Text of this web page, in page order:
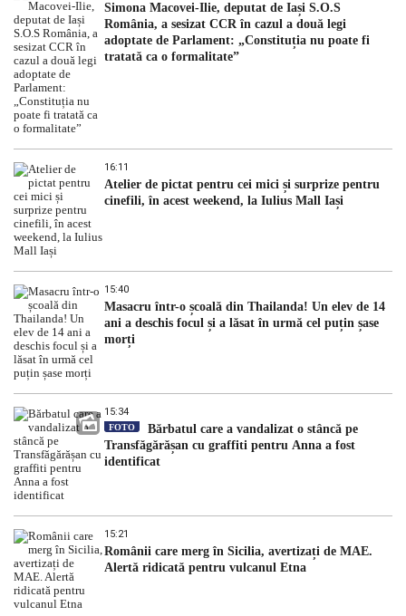
Simona Macovei-Ilie, deputat de Iași S.O.S
România, a sesizat CCR în cazul a două legi
adoptate de Parlament: „Constituția nu poate fi
tratată ca o formalitate”
16:11
Atelier de pictat pentru cei mici și surprize pentru
cinefili, în acest weekend, la Iulius Mall Iași
15:40
Masacru într-o școală din Thailanda! Un elev de 14
ani a deschis focul și a lăsat în urmă cel puțin șase
morți
15:34
FOTO
Bărbatul care a vandalizat o stâncă pe
Transfăgărășan cu graffiti pentru Anna a fost
identificat
15:21
Românii care merg în Sicilia, avertizați de MAE.
Alertă ridicată pentru vulcanul Etna